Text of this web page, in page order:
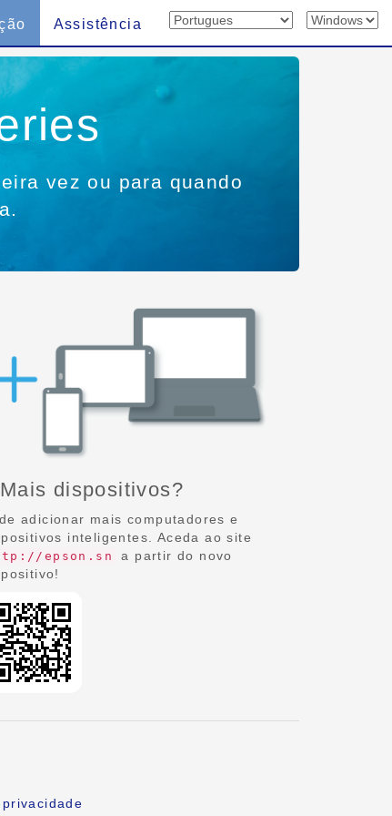
Assistência
vez ou para quando
dispositivos?
adicionar mais computadores e
inteligentes. Aceda ao site
epson.sn
a partir do novo